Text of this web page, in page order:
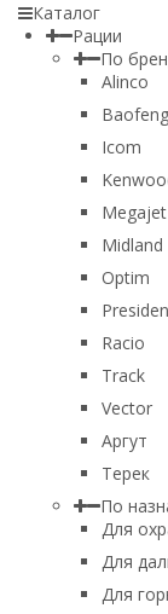
Каталог
Рации
По
Alinco
Baofeng
Icom
Megajet
Midland
Optim
Racio
Track
Vector
Аргут
Терек
По
Для
Для
Для